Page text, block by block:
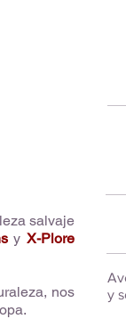
salvaje
yX-Plore
nos
y